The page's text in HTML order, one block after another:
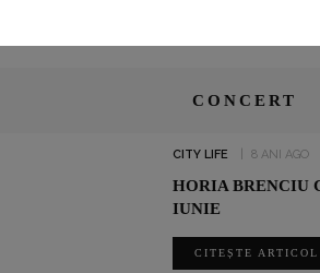
CONCERT
CITY LIFE 8 ANI AGO
HORIA BRENCIU
IUNIE
CITEȘTE ARTICOL